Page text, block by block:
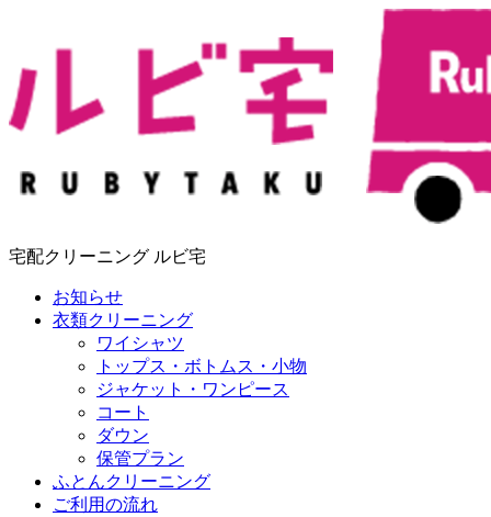
宅配クリーニング ルビ宅
お知らせ
衣類クリーニング
ワイシャツ
トップス・ボトムス・小物
ジャケット・ワンピース
コート
ダウン
保管プラン
ふとんクリーニング
ご利用の流れ